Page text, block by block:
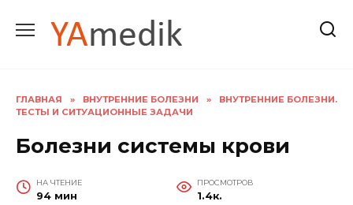
содержанию
ГЛАВНАЯ » ВНУТРЕННИЕ БОЛЕЗНИ »
ВНУТРЕННИЕ БОЛЕЗНИ.
ТЕСТЫ И СИТУАЦИОННЫЕ ЗАДАЧИ
Болезни системы крови
НА ЧТЕНИЕ
94 мин
ПРОСМОТРОВ
1.4к.